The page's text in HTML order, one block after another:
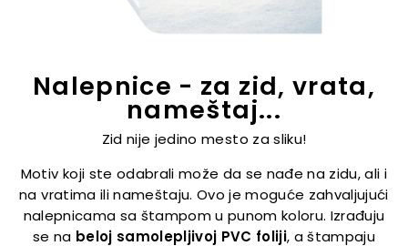
Nalepnice - za zid, vrata,
nameštaj...
Zid nije jedino mesto za sliku!
Motiv koji ste odabrali može da se nađe na zidu, ali i
na vratima ili nameštaju. Ovo je moguće zahvaljujući
nalepnicama sa štampom u punom koloru. Izrađuju
se na beloj samolepljivoj PVC foliji, a štampaju